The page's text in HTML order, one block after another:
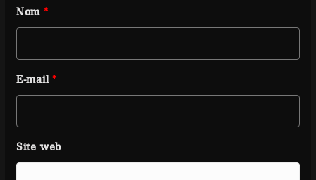
Nom *
E-mail*
Site web